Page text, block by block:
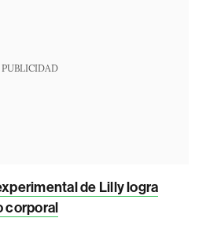
PUBLICIDAD
de Lilly logra
corporal